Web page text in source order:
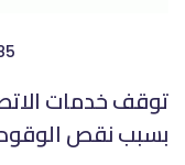
توقف خدمات
بسبب نقص الوقود